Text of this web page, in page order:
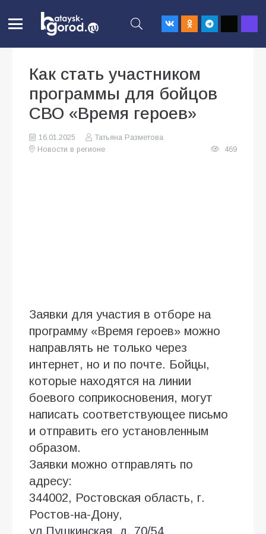
Как стать участником
программы для бойцов
СВО «Время героев»
16.01.2025
Татьяна Разметова
Новости в регионе
469
Заявки для участия в отборе на
программу «Время героев» можно
направлять не только через
интернет, но и по почте. Бойцы,
которые находятся на линии
боевого соприкосновения, могут
написать соответствующее письмо
и отправить его установленным
образом.
Заявки можно отправлять по
адресу:
344002, Ростовская область, г.
Ростов-на-Дону,
ул.Пушкинская, д. 70/54